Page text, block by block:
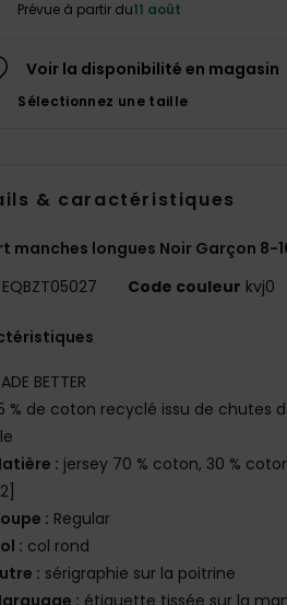
Prévue à partir du11 août
Voir la disponibilité en magasin
Sélectionnez une taille
& caractéristiques
manches longues Noir Garçon 8-
EQBZT05027 Code couleur kvj0
BETTER
% de coton recyclé issu de chutes
: jersey 70 % coton, 30 %
: Regular
: col rond
: sérigraphie sur la poitrine
: étiquette tissée sur la